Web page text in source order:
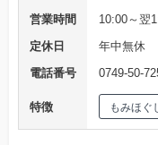
営業時間
10:00～翌
定休日
年中無休
電話番号
0749-50-
特徴 もみほぐ